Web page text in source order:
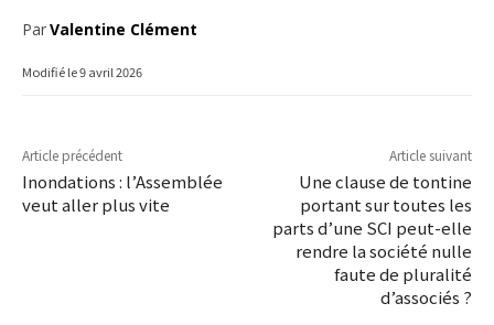
ParValentine Clément
Modifié le9 avril 2026
Article précédent
Inondations : l’Assemblée
veut aller plus vite
Article suivant
Une clause de tontine
portant sur toutes les
parts d’une SCI peut-elle
rendre la société nulle
faute de pluralité
d’associés ?